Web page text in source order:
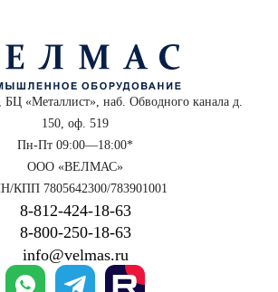
БЦ «Металлист», наб. Обводного канала д.
150, оф. 519
Пн-Пт 09:00—18:00*
ООО «ВЕЛМАС»
КПП 7805642300/783901001
8‑812‑424‑18‑63
8‑800‑250‑18‑63
info@velmas.ru